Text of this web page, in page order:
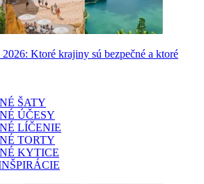
Ktoré krajiny sú bezpečné a ktoré
ŠATY
ÚČESY
LÍČENIE
TORTY
KYTICE